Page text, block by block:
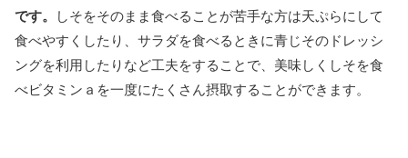
です。
しそをそのまま食べることが苦手な方は天ぷらにして
食べやすくしたり、サラダを食べるときに青じそのドレッシ
ングを利用したりなど工夫をすることで、美味しくしそを食
べビタミンａを一度にたくさん摂取することができます。